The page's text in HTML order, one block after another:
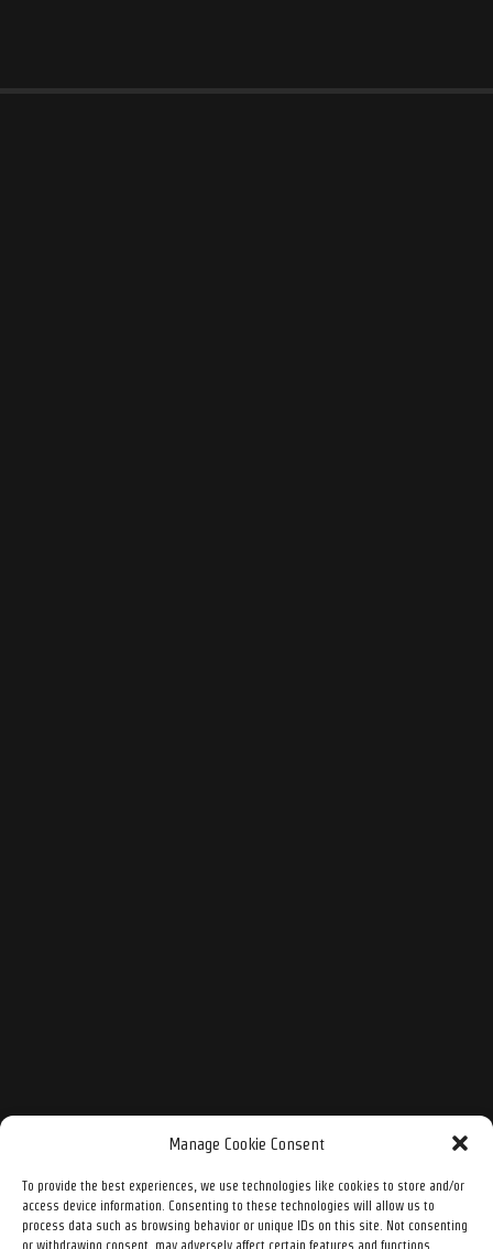
Manage Cookie Consent
To provide the best experiences, we use technologies like cookies to store and/or
access device information. Consenting to these technologies will allow us to
process data such as browsing behavior or unique IDs on this site. Not consenting
or withdrawing consent, may adversely affect certain features and functions.